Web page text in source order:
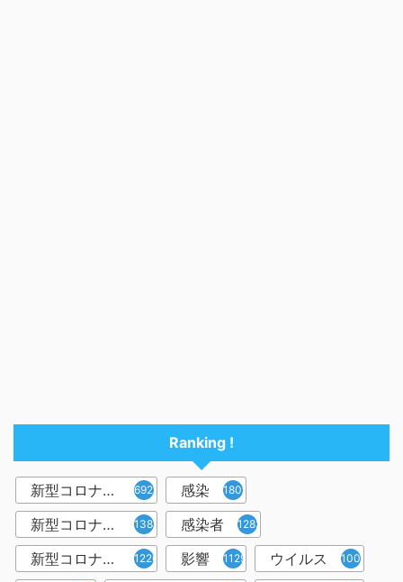
Ranking !
新型コロナウイルス 6921 感染 1809
新型コロナウィルス 1382 感染者 1283
新型コロナウイルス感染症 1226 影響 1129 ウイルス 1001